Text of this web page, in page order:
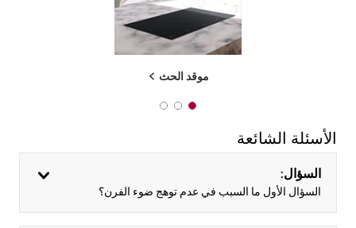
موقد الحث
الأسئلة الشائعة
السؤال:
السؤال الأول ما السبب في عدم توهج ضوء الفرن؟